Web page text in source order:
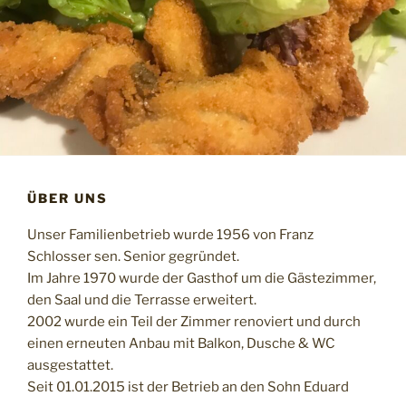
ÜBER UNS
Unser Familienbetrieb wurde 1956 von Franz
Schlosser sen. Senior gegründet.
Im Jahre 1970 wurde der Gasthof um die Gästezimmer,
den Saal und die Terrasse erweitert.
2002 wurde ein Teil der Zimmer renoviert und durch
einen erneuten Anbau mit Balkon, Dusche & WC
ausgestattet.
Seit 01.01.2015 ist der Betrieb an den Sohn Eduard